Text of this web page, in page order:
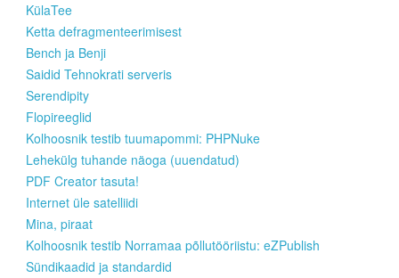
KülaTee
Ketta defragmenteerimisest
Bench ja Benji
Saidid Tehnokrati serveris
Serendipity
Flopireeglid
Kolhoosnik testib tuumapommi: PHPNuke
Lehekülg tuhande näoga (uuendatud)
PDF Creator tasuta!
Internet üle satelliidi
Mina, piraat
Kolhoosnik testib Norramaa põllutööriistu: eZPublish
Sündikaadid ja standardid